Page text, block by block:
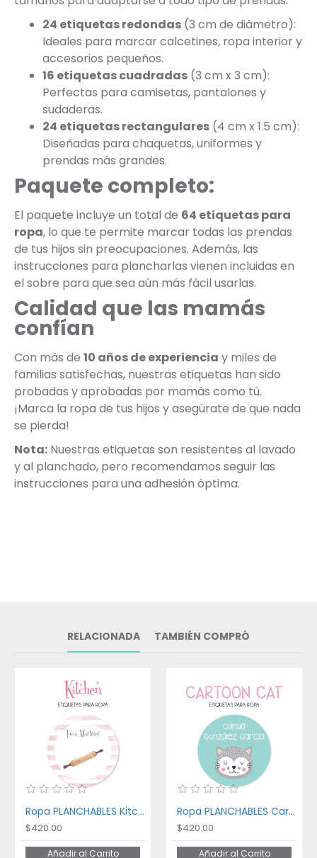
24 etiquetas redondas (3 cm de diámetro):
Ideales para marcar calcetines, ropa interior y
accesorios pequeños.
16 etiquetas cuadradas (3 cm x 3 cm):
Perfectas para camisetas, pantalones y
sudaderas.
24 etiquetas rectangulares (4 cm x 1.5 cm):
Diseñadas para chaquetas, uniformes y
prendas más grandes.
Paquete completo:
El paquete incluye un total de 64 etiquetas para
ropa, lo que te permite marcar todas las prendas
de tus hijos sin preocupaciones. Además, las
instrucciones para plancharlas vienen incluidas en
el sobre para que sea aún más fácil usarlas.
Calidad que las mamás
confían
Con más de 10 años de experiencia y miles de
familias satisfechas, nuestras etiquetas han sido
probadas y aprobadas por mamás como tú.
¡Marca la ropa de tus hijos y asegúrate de que nada
se pierda!
Nota: Nuestras etiquetas son resistentes al lavado
y al planchado, pero recomendamos seguir las
instrucciones para una adhesión óptima.
RELACIONADA TAMBIÉN COMPRÓ
Ropa PLANCHABLES Kitchen
$420.00
Añadir al Carrito
Ropa PLANCHABLES Cartoon Cat
$420.00
Añadir al Carrito